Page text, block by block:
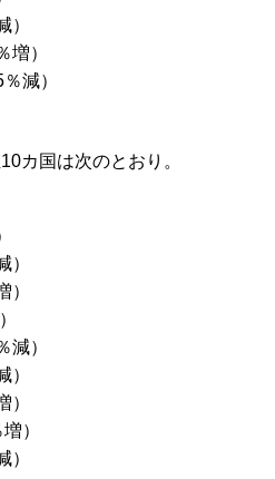
）
増）
減）
カ国は次のとおり。
）
）
減）
）
）
）
）